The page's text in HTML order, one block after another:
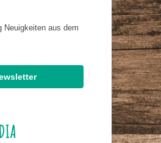
Neuigkeiten aus dem